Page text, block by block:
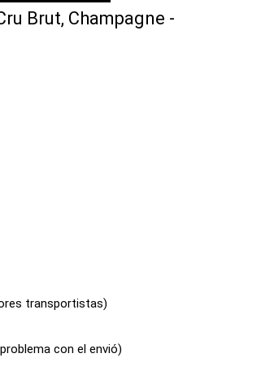
Brut, Champagne -
transportistas)
con el envió)